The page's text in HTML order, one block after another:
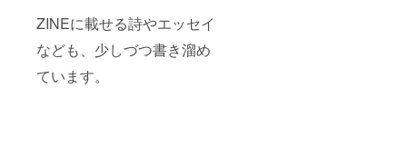
ZINEに載せる詩やエッセイ
なども、少しづつ書き溜め
ています。